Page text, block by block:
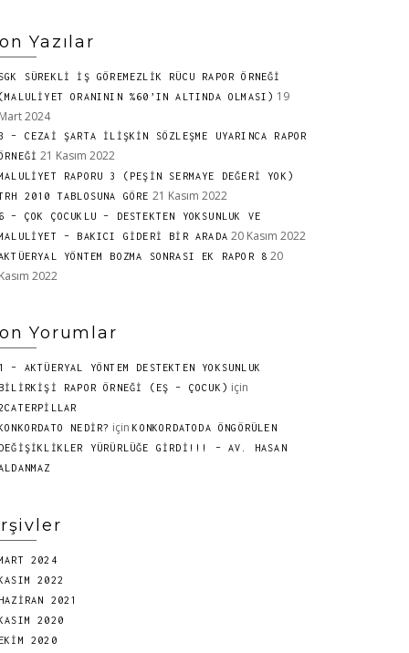
Yazılar
SÜREKLİ İŞ GÖREMEZLİK RÜCU RAPOR ÖRNEĞİ
ORANININ %60’IN ALTINDA OLMASI) 19
2024
– CEZAİ ŞARTA İLİŞKİN SÖZLEŞME UYARINCA RAPOR
21 Kasım 2022
RAPORU 3 (PEŞİN SERMAYE DEĞERİ YOK)
2010 TABLOSUNA GÖRE 21 Kasım 2022
– ÇOK ÇOCUKLU – DESTEKTEN YOKSUNLUK VE
– BAKICI GİDERİ BİR ARADA 20 Kasım 2022
YÖNTEM BOZMA SONRASI EK RAPOR 8 20
2022
Yorumlar
– AKTÜERYAL YÖNTEM DESTEKTEN YOKSUNLUK
RAPOR ÖRNEĞİ (EŞ – ÇOCUK) için
NEDİR? içinKONKORDATODA ÖNGÖRÜLEN
YÜRÜRLÜĞE GİRDİ!!! – AV. HASAN
2024
2022
2021
2020
2020